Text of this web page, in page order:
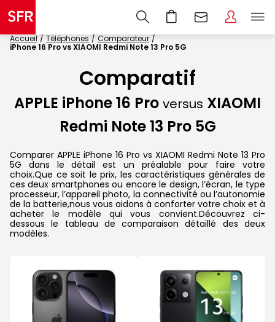
Accueil Téléphones
Comparateur
iPhone 16 Pro vs XIAOMI Redmi Note 13 Pro 5G
Comparatif
APPLE iPhone 16 Pro versus XIAOMI
Redmi Note 13 Pro 5G
Comparer APPLE iPhone 16 Pro vs XIAOMI Redmi Note 13 Pro
5G dans le détail est un préalable pour faire votre
choix.Que ce soit le prix, les caractéristiques générales de
ces deux smartphones ou encore le design, l’écran, le type
processeur, l’appareil photo, la connectivité ou l’autonomie
de la batterie,nous vous aidons à conforter votre choix et à
acheter le modèle qui vous convient.Découvrez ci-
dessous le tableau de comparaison détaillé des deux
modèles.